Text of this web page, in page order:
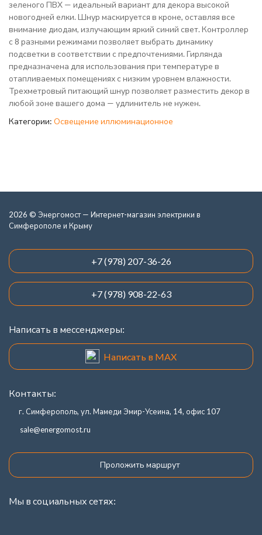
зеленого ПВХ — идеальный вариант для декора высокой
новогодней елки. Шнур маскируется в кроне, оставляя все
внимание диодам, излучающим яркий синий свет. Контроллер
с 8 разными режимами позволяет выбрать динамику
подсветки в соответствии с предпочтениями. Гирлянда
предназначена для использования при температуре в
отапливаемых помещениях с низким уровнем влажности.
Трехметровый питающий шнур позволяет разместить декор в
любой зоне вашего дома — удлинитель не нужен.
Категории: Освещение иллюминационное
2026 © Энергомост — Интернет-магазин электрики в
Симферополе и Крыму
+7 (978) 207-36-26
+7 (978) 908-22-63
Написать в мессенджеры:
Написать в MAX
Контакты:
г. Симферополь, ул. Мамеди Эмир-Усеина, 14, офис 107
sale@energomost.ru
Проложить маршрут
Мы в социальных сетях: